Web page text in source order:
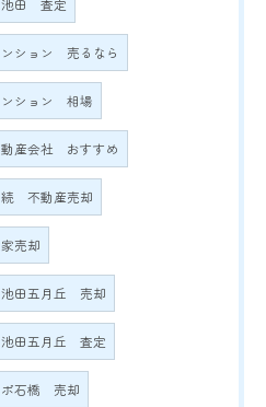
池田 査定
ション 売るなら
ション 相場
産会社 おすすめ
不動産売却
売却
池田五月丘 売却
池田五月丘 査定
ポ石橋 売却